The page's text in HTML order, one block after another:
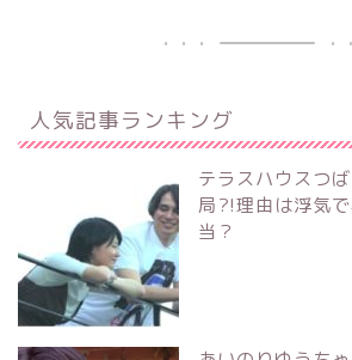
人気記事ランキング
テラスハウスつ
局?!理由は浮気
当？